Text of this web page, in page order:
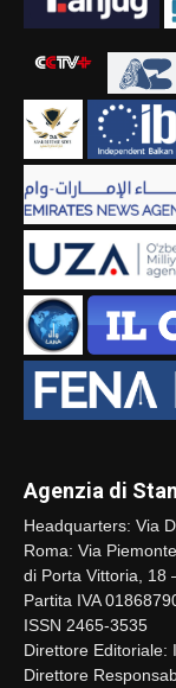
Agenzia di
Headquarters: Via
Roma: Via
di Porta Vittoria, 18
Partita IVA
ISSN 2465-3535
Direttore Editoriale:
Direttore